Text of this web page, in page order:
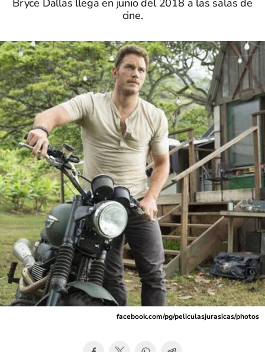
Bryce Dallas llega en junio del 2018 a las salas de
cine.
facebook.com/pg/peliculasjurasicas/photos